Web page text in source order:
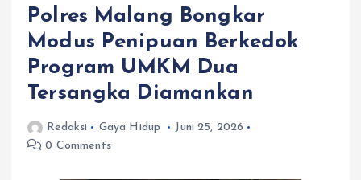
Polres Malang Bongkar
Modus Penipuan Berkedok
Program UMKM Dua
Tersangka Diamankan
Redaksi Gaya Hidup
Juni 25, 2026
0 Comments